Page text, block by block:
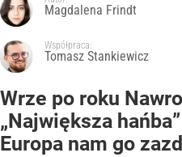
Magdalena Frindt
Współpraca:
Tomasz Stankiewicz
Wrze po roku
„Największa
Europa nam go